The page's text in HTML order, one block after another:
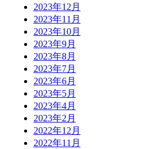
2023年12月
2023年11月
2023年10月
2023年9月
2023年8月
2023年7月
2023年6月
2023年5月
2023年4月
2023年2月
2022年12月
2022年11月